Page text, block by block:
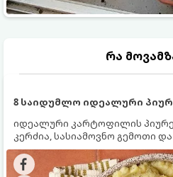
რა
8 საიდუმლო იდეალური
იდეალური კარტოფილის პიურე
კერძია, სასიამოვნო გემოთი
ფერით. მისი მომზადება
არსებობს რამდენიმე
იცოდეთ, რომ პიურე